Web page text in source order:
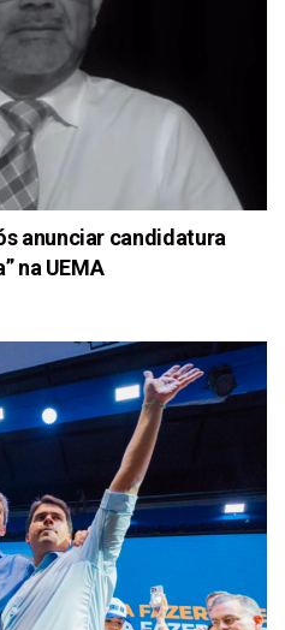
anunciar candidatura
na UEMA